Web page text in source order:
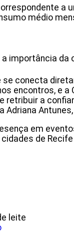
a
médio
importância
conecta
encontros, e
a
em
de
leite